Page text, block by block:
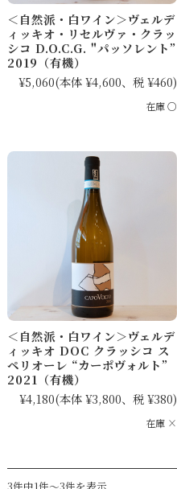
＜自然派・白ワイン＞ヴェルデ
ィッキオ・リセルヴァ・クラッ
シコ D.O.C.G. "パッソレント”
2019（有機）
¥5,060(本体 ¥4,600、税 ¥460)
在庫 ○
＜自然派・白ワイン＞ヴェルデ
ィッキオ DOC クラッシコ ス
ペリオーレ “カーポヴォルト”
2021（有機）
¥4,180(本体 ¥3,800、税 ¥380)
在庫 ×